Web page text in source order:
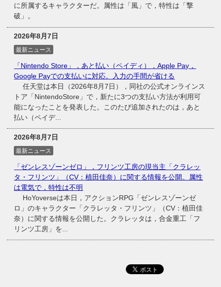
に所属するキャラクターだ。属性は「風」で，特性は「撃
破」。
2026年8月7日
最新ニュース
「Nintendo Store」，あと払い（ペイディ），Apple Pay，
Google Payでの支払いに対応。入力の手間が省ける
任天堂は本日（2026年8月7日），同社の公式オンラインス
トア「NintendoStore」で，新たに3つの支払い方法が利用可
能になったことを発表した。このたび追加されたのは，あと
払い（ペイデ...
2026年8月7日
最新ニュース
「ゼンレスゾーンゼロ」，フリンツ工房の現当主「クラレッ
タ・フリンツ」（CV：植田佳奈）に関する情報を公開。属性
は電気で，特性は不明
HoYoverseは本日，アクションRPG「ゼンレスゾーンゼ
ロ」のキャラクター「クラレッタ・フリンツ」（CV：植田佳
奈）に関する情報を公開した。クラレッタは，合金重工「フ
リンツ工房」を...